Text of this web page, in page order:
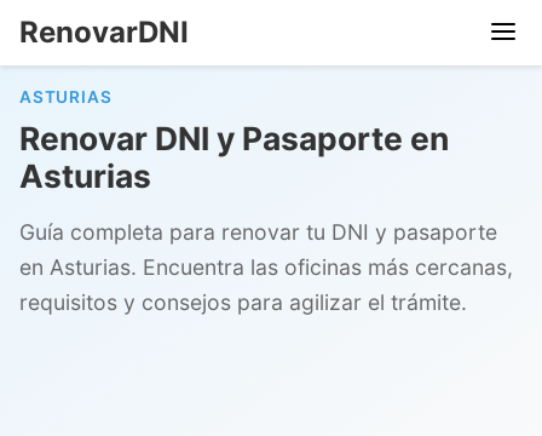
RenovarDNI
ASTURIAS
Renovar DNI y Pasaporte en
Asturias
Guía completa para renovar tu DNI y pasaporte
en Asturias. Encuentra las oficinas más cercanas,
requisitos y consejos para agilizar el trámite.